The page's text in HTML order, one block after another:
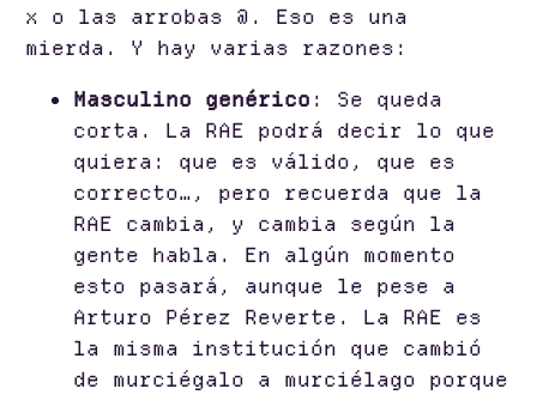
x o las arrobas @. Eso es una
mierda. Y hay varias razones:
Masculino genérico : Se queda
corta. La RAE podrá decir lo que
quiera: que es válido, que es
correcto…, pero recuerda que la
RAE cambia, y cambia según la
gente habla. En algún momento
esto pasará, aunque le pese a
Arturo Pérez Reverte. La RAE es
la misma institución que cambió
de murciégalo a murciélago porque